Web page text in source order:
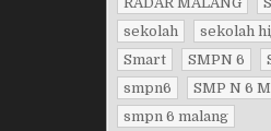
sekolah
sekolah
Smart
SMPN 6
smpn6
SMP N 6
smpn 6 malang